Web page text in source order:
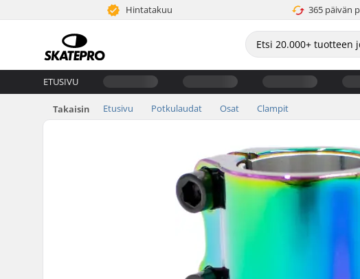
Hintatakuu 365 päivän
ETUSIVU
Takaisin Etusivu Potkulaudat Osat Clampit